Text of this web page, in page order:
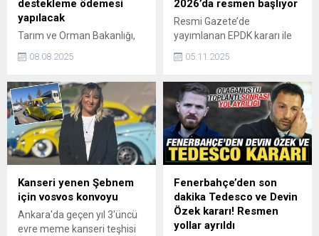
adreslerinden başvuru
yapabilecek.
destekleme ödemesi
yapılacak
Tarım ve Orman Bakanlığı,
liralık tarımsal destekleme
hesaplarına bugün
aktarılacağını bildirdi.
08.08.2025
2026’da resmen başlıyor
Resmi Gazete’de
yayımlanan EPDK kararı ile
4 bin kilovatsaatin üzerinde
desteğinden
yararlanamayacak. Buna
göre, aylık faturası yaklaşık
984 TL’yi aşan tüketiciler
elektrik desteği kapsamı
dışında kalacak.
05.11.2025
Kanseri yenen Şebnem
için vosvos konvoyu
Ankara'da geçen yıl 3'üncü
evre meme kanseri teşhisi
Fenerbahçe’den son
dakika Tedesco ve Devin
Özek kararı! Resmen
yollar ayrıldı